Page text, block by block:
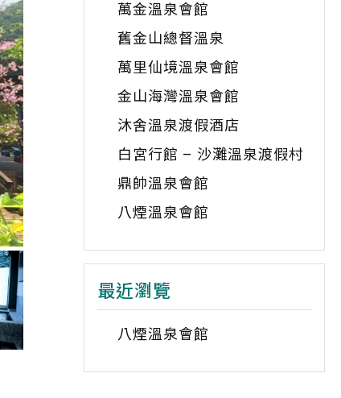
萬金溫泉會館
舊金山總督溫泉
萬里仙境溫泉會館
金山海灣溫泉會館
沐舍溫泉渡假酒店
白宮行館 – 沙灘溫泉渡假村
鼎帥溫泉會館
八煙溫泉會館
最近瀏覽
八煙溫泉會館